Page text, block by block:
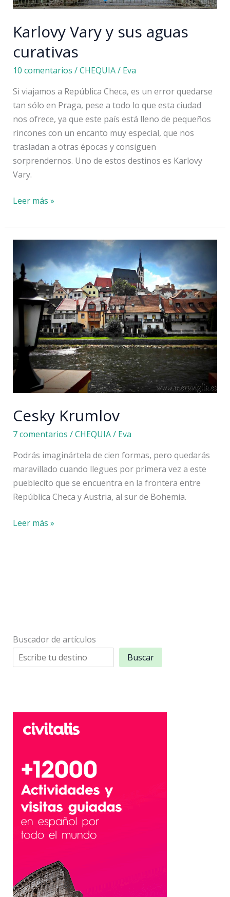
Karlovy Vary y sus aguas
curativas
10 comentarios /CHEQUIA/ Eva
Si viajamos a República Checa, es un error quedarse
tan sólo en Praga, pese a todo lo que esta ciudad
nos ofrece, ya que este país está lleno de pequeños
rincones con un encanto muy especial, que nos
trasladan a otras épocas y consiguen
sorprendernos. Uno de estos destinos es Karlovy
Vary.
Karlovy
y
sus
curativas
Leer más »
Cesky Krumlov
7 comentarios /CHEQUIA/ Eva
Podrás imaginártela de cien formas, pero quedarás
maravillado cuando llegues por primera vez a este
pueblecito que se encuentra en la frontera entre
República Checa y Austria, al sur de Bohemia.
Cesky
Leer más »
Buscador de artículos
Buscar